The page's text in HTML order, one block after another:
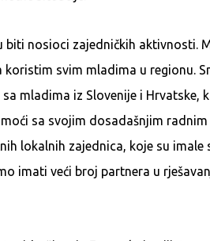
biti nosioci zajedničkih aktivnosti.
svim mladima u regionu.
mladima iz Slovenije i Hrvatske,
sa svojim dosadašnjim
lokalnih zajednica, koje su imale
imati veći broj partnera u